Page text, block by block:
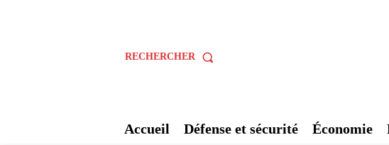
RECHERCHER
Accueil Défense et sécurité Économie